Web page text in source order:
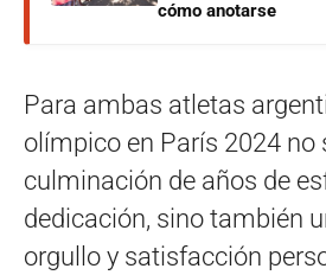
cómo anotarse
Para ambas atletas
olímpico en París 2024 no
culminación de años de
dedicación, sino también
orgullo y satisfacción